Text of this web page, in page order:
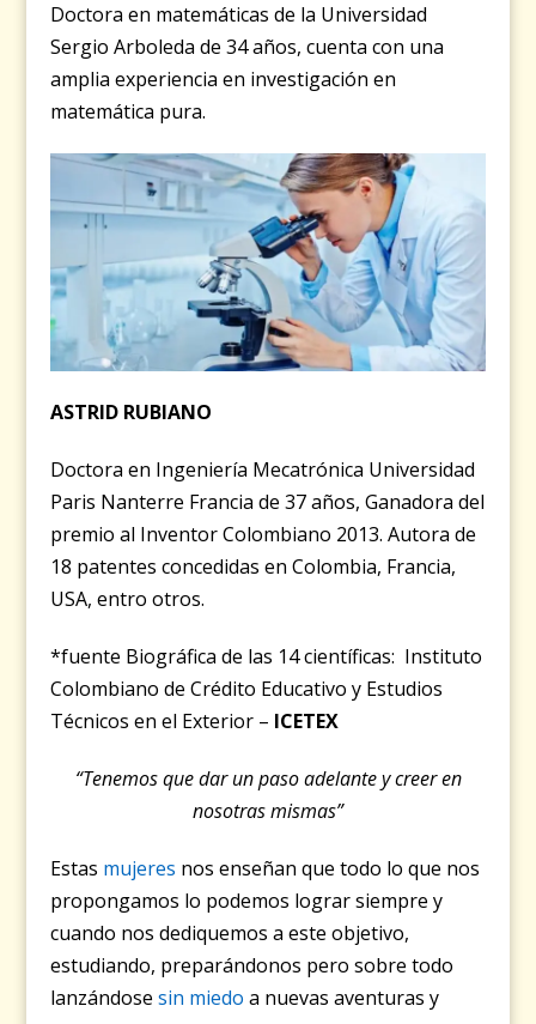
Doctora en matemáticas de la Universidad
Sergio Arboleda de 34 años, cuenta con una
amplia experiencia en investigación en
matemática pura.
ASTRID RUBIANO
Doctora en Ingeniería Mecatrónica Universidad
Paris Nanterre Francia de 37 años, Ganadora del
premio al Inventor Colombiano 2013. Autora de
18 patentes concedidas en Colombia, Francia,
USA, entro otros.
*fuente Biográfica de las 14 científicas: Instituto
Colombiano de Crédito Educativo y Estudios
Técnicos en el Exterior – ICETEX
“Tenemos que dar un paso adelante y creer en
nosotras mismas”
Estas mujeres nos enseñan que todo lo que nos
propongamos lo podemos lograr siempre y
cuando nos dediquemos a este objetivo,
estudiando, preparándonos pero sobre todo
lanzándosesin miedo a nuevas aventuras y